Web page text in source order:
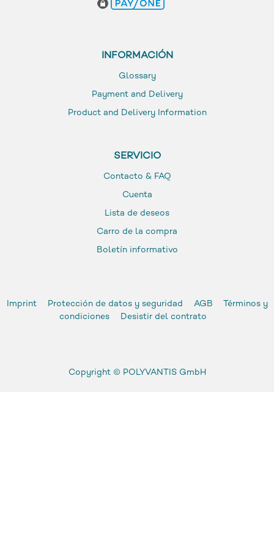
INFORMACIÓN
Glossary
Payment and Delivery
Product and Delivery Information
SERVICIO
Contacto & FAQ
Cuenta
Lista de deseos
Carro de la compra
Boletín informativo
Imprint Protección de datos y seguridad AGB
Términos y
condiciones
Desistir del contrato
Copyright © POLYVANTIS GmbH